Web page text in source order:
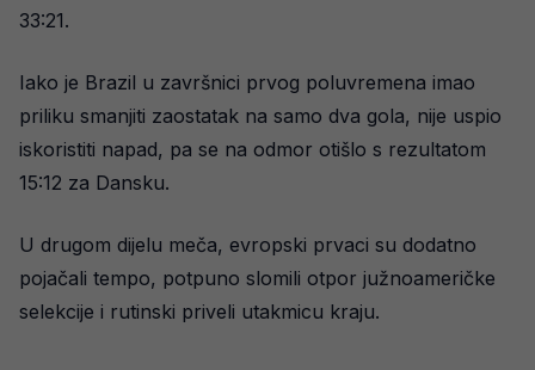
33:21.
Iako je Brazil u završnici prvog poluvremena imao
priliku smanjiti zaostatak na samo dva gola, nije uspio
iskoristiti napad, pa se na odmor otišlo s rezultatom
15:12 za Dansku.
U drugom dijelu meča, evropski prvaci su dodatno
pojačali tempo, potpuno slomili otpor južnoameričke
selekcije i rutinski priveli utakmicu kraju.